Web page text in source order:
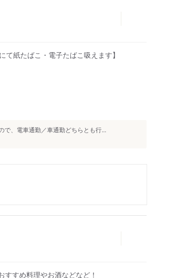
紙たばこ・電子たばこ吸えます】
で、電車通勤／車通勤どちらとも行...
すすめ料理やお酒などなど！